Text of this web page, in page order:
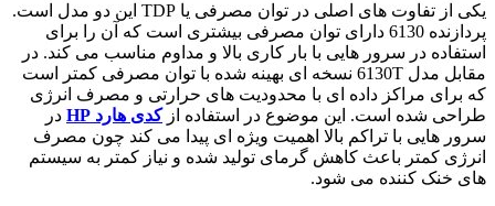
یکی از تفاوت های اصلی در توان مصرفی یا TDP این دو مدل است.
پردازنده 6130 دارای توان مصرفی بیشتری است که آن را برای
استفاده در سرور هایی با بار کاری بالا و مداوم مناسب می کند. در
مقابل مدل 6130T نسخه ای بهینه شده با توان مصرفی کمتر است
که برای مراکز داده ای با محدودیت های حرارتی و مصرف انرژی
طراحی شده است. این موضوع در استفاده ازکدی هارد HP
در
سرور هایی با تراکم بالا اهمیت ویژه ای پیدا می کند چون مصرف
انرژی کمتر باعث کاهش گرمای تولید شده و نیاز کمتر به سیستم
های خنک کننده می شود.